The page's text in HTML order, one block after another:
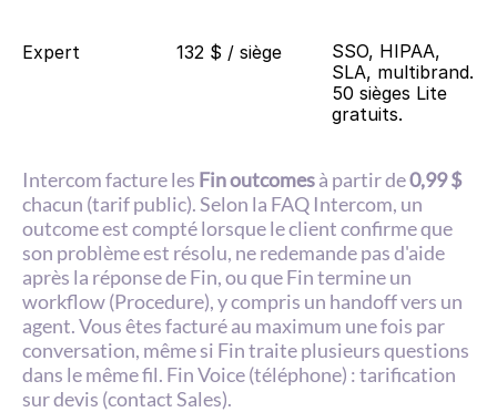
Expert 132 $ / siège
SSO, HIPAA,
SLA, multibrand.
50 sièges Lite
gratuits.
Intercom facture les Fin outcomes à partir de 0,99 $
chacun (tarif public). Selon la FAQ Intercom, un
outcome est compté lorsque le client confirme que
son problème est résolu, ne redemande pas d'aide
après la réponse de Fin, ou que Fin termine un
workflow (Procedure), y compris un handoff vers un
agent. Vous êtes facturé au maximum une fois par
conversation, même si Fin traite plusieurs questions
dans le même fil. Fin Voice (téléphone) : tarification
sur devis (contact Sales).